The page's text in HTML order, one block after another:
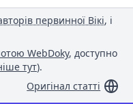
первинної Вікі, і
WebDoky, доступно
тут).
Оригінал статті